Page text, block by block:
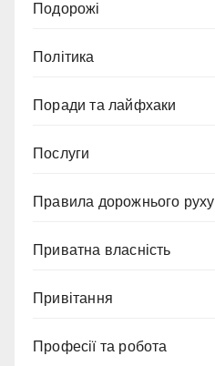
Подорожі
Політика
Поради та лайфхаки
Послуги
Правила дорожнього руху
Приватна власність
Привітання
Професії та робота